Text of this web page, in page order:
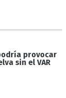
provocar
sin el VAR